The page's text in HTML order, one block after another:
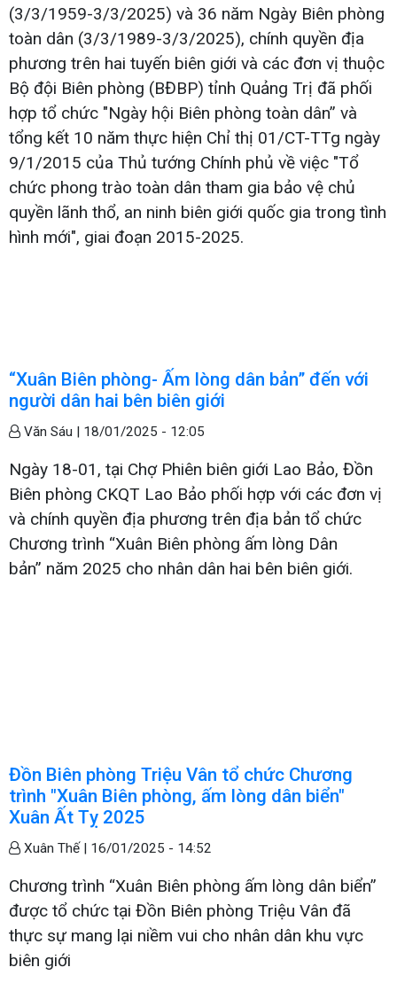
(3/3/1959-3/3/2025) và 36 năm Ngày Biên phòng
toàn dân (3/3/1989-3/3/2025), chính quyền địa
phương trên hai tuyến biên giới và các đơn vị thuộc
Bộ đội Biên phòng (BĐBP) tỉnh Quảng Trị đã phối
hợp tổ chức "Ngày hội Biên phòng toàn dân” và
tổng kết 10 năm thực hiện Chỉ thị 01/CT-TTg ngày
9/1/2015 của Thủ tướng Chính phủ về việc "Tổ
chức phong trào toàn dân tham gia bảo vệ chủ
quyền lãnh thổ, an ninh biên giới quốc gia trong tình
hình mới", giai đoạn 2015-2025.
“Xuân Biên phòng- Ấm lòng dân bản” đến với
người dân hai bên biên giới
Văn Sáu | 18/01/2025 - 12:05
Ngày 18-01, tại Chợ Phiên biên giới Lao Bảo, Đồn
Biên phòng CKQT Lao Bảo phối hợp với các đơn vị
và chính quyền địa phương trên địa bản tổ chức
Chương trình “Xuân Biên phòng ấm lòng Dân
bản” năm 2025 cho nhân dân hai bên biên giới.
Đồn Biên phòng Triệu Vân tổ chức Chương
trình "Xuân Biên phòng, ấm lòng dân biển"
Xuân Ất Tỵ 2025
Xuân Thế | 16/01/2025 - 14:52
Chương trình “Xuân Biên phòng ấm lòng dân biển”
được tổ chức tại Đồn Biên phòng Triệu Vân đã
thực sự mang lại niềm vui cho nhân dân khu vực
biên giới